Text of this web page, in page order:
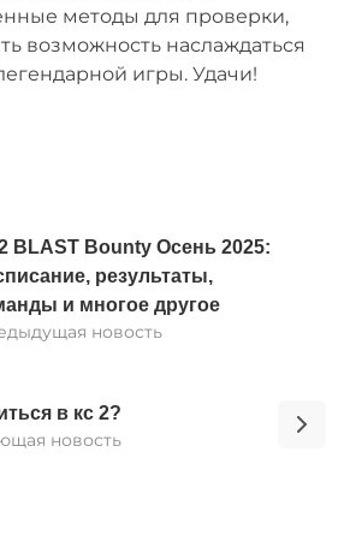
методы для проверки,
возможность наслаждаться
игры. Удачи!
BLAST Bounty Осень 2025:
результаты,
и многое другое
новость
в кс 2?
новость